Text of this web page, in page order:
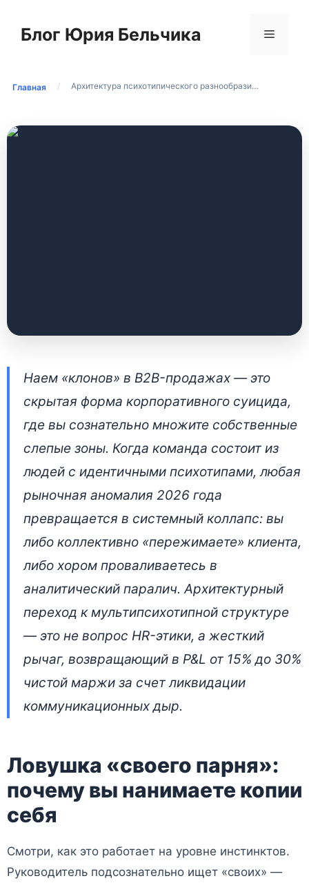
содержимому
Блог Юрия Бельчика Меню
Главная / Архитектура психотипического разнообрази…
Архитектура
психотипического
разнообразия в b2b-
продажах
28 апреля 2026 • 👁 6 585 прочтений
Наем «клонов» в B2B-продажах — это
скрытая форма корпоративного суицида,
где вы сознательно множите собственные
слепые зоны. Когда команда состоит из
людей с идентичными психотипами, любая
рыночная аномалия 2026 года
превращается в системный коллапс: вы
либо коллективно «пережимаете» клиента,
либо хором проваливаетесь в
аналитический паралич. Архитектурный
переход к мультипсихотипной структуре
— это не вопрос HR-этики, а жесткий
рычаг, возвращающий в P&L от 15% до 30%
чистой маржи за счет ликвидации
коммуникационных дыр.
Ловушка «своего парня»:
почему вы нанимаете копии
себя
Смотри, как это работает на уровне инстинктов.
Руководитель подсознательно ищет «своих» —